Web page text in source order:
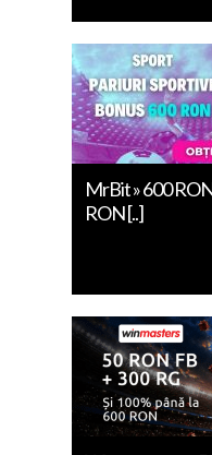
MrBit » 600
RON [..]